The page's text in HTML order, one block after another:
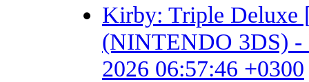
Kirby: Triple
(NINTENDO 3DS) -
2026 06:57:46 +0300